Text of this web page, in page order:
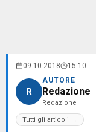
09.10.2018 15:10
R
AUTORE
Redazione
Redazione
Tutti gli articoli →